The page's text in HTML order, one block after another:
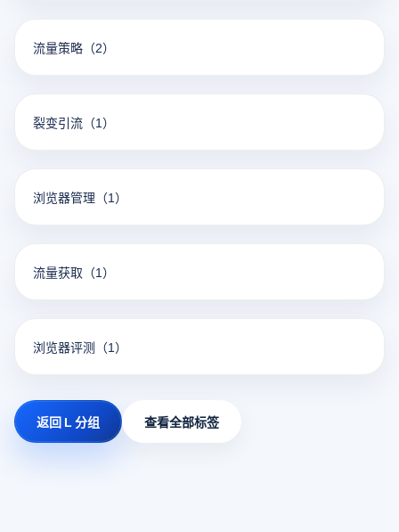
流量策略 （2）
裂变引流 （1）
浏览器管理 （1）
流量获取 （1）
浏览器评测 （1）
返回 L 分组 查看全部标签